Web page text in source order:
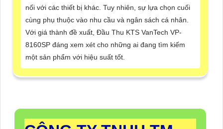
nối với các thiết bị khác. Tuy nhiên, sự lựa chọn cuối
cùng phụ thuộc vào nhu cầu và ngân sách cá nhân.
Với giá thành đề xuất, Đầu Thu KTS VanTech VP-
8160SP đáng xem xét cho những ai đang tìm kiếm
một sản phẩm với hiệu suất tốt.